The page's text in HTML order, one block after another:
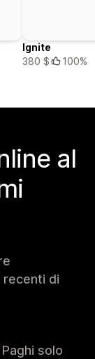
Ignite
380 $
100%
al
recenti di
solo